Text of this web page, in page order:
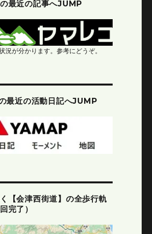
最近の記事へJUMP
況が分かります。参考にどうぞ。
最近の活動日記へJUMP
【会津西街道】の全歩行軌
完了）